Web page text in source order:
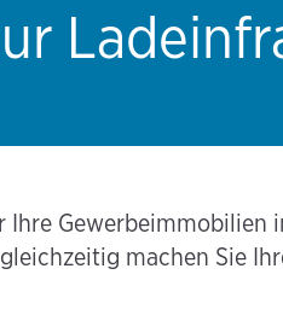
Gewerbeimmobilien
machen Sie